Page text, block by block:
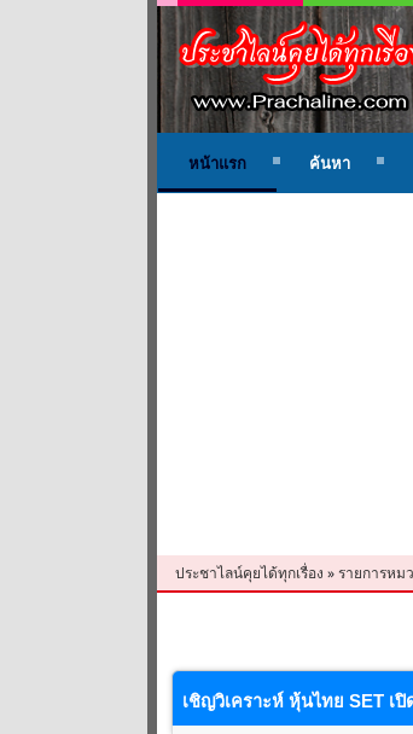
หน้าแรก ค้นหา
ประชาไลน์คุยได้ทุกเรื่อง » รายการหม
เชิญวิเคราะห์ หุ้นไทย SET